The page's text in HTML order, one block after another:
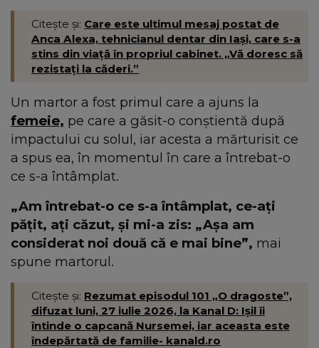
Citește și: Care este ultimul mesaj postat de
Anca Alexa, tehnicianul dentar din Iași, care s-a
stins din viață în propriul cabinet. „Vă doresc să
rezistați la căderi.”
Un martor a fost primul care a ajuns la
femeie, pe care a găsit-o conștientă după
impactului cu solul, iar acesta a mărturisit ce
a spus ea, în momentul în care a întrebat-o
ce s-a întâmplat.
„Am întrebat-o ce s-a întâmplat, ce-aţi
pățit, aţi căzut, şi mi-a zis: „Aşa am
considerat noi două că e mai bine”, mai
spune martorul.
Citește și: Rezumat episodul 101 „O dragoste”,
difuzat luni, 27 iulie 2026, la Kanal D: Ișil îi
întinde o capcană Nursemei, iar aceasta este
îndepărtată de familie- kanald.ro